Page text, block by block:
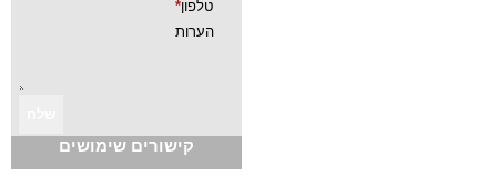
קישורים שימושים